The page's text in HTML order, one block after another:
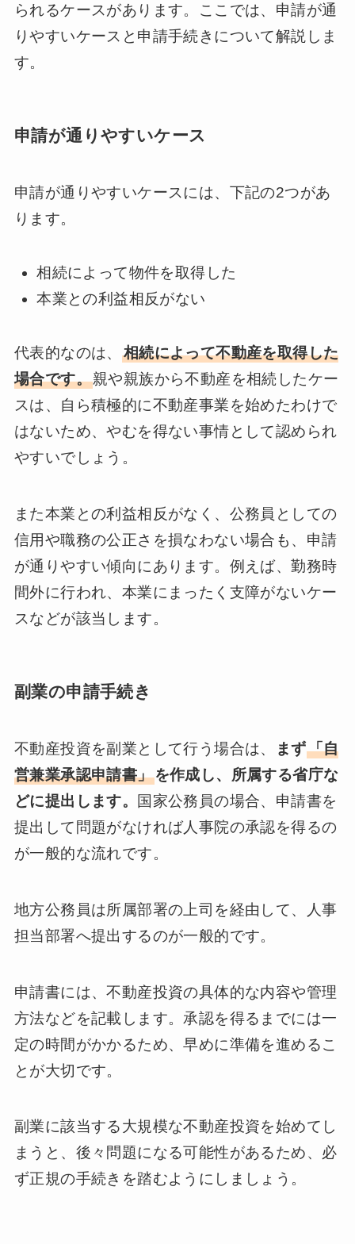
られるケースがあります。ここでは、申請が通
りやすいケースと申請手続きについて解説しま
す。
申請が通りやすいケース
申請が通りやすいケースには、下記の2つがあ
ります。
相続によって物件を取得した
本業との利益相反がない
代表的なのは、 相続によって不動産を取得した
場合です。親や親族から不動産を相続したケー
スは、自ら積極的に不動産事業を始めたわけで
はないため、やむを得ない事情として認められ
やすいでしょう。
また本業との利益相反がなく、公務員としての
信用や職務の公正さを損なわない場合も、申請
が通りやすい傾向にあります。例えば、勤務時
間外に行われ、本業にまったく支障がないケー
スなどが該当します。
副業の申請手続き
不動産投資を副業として行う場合は、 まず「自
営兼業承認申請書」を作成し、所属する省庁な
どに提出します。
国家公務員の場合、申請書を
提出して問題がなければ人事院の承認を得るの
が一般的な流れです。
地方公務員は所属部署の上司を経由して、人事
担当部署へ提出するのが一般的です。
申請書には、不動産投資の具体的な内容や管理
方法などを記載します。承認を得るまでには一
定の時間がかかるため、早めに準備を進めるこ
とが大切です。
副業に該当する大規模な不動産投資を始めてし
まうと、後々問題になる可能性があるため、必
ず正規の手続きを踏むようにしましょう。